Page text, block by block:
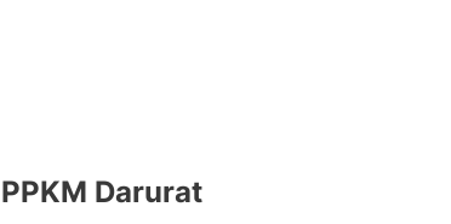
PPKM Darurat